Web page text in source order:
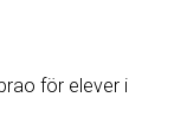
för elever i